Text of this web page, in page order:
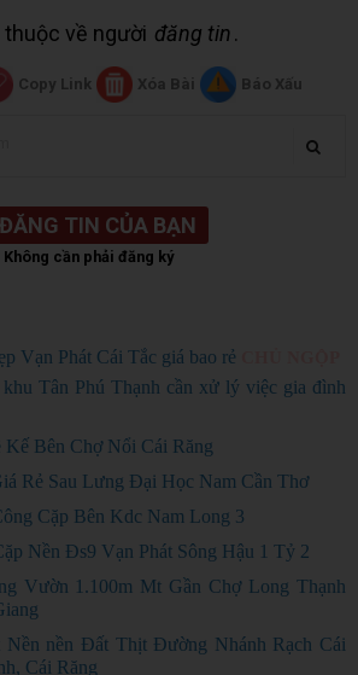
thuộc về người đăng tin.
Copy Link Xóa Bài Báo Xấu
ĐĂNG TIN CỦA BẠN
Không cần phải đăng ký
Vạn Phát Cái Tắc giá bao rẻ
Tân Phú Thạnh cần xử lý việc gia đình
Bên Chợ Nổi Cái Răng
Rẻ Sau Lưng Đại Học Nam Cần Thơ
Cặp Bên Kdc Nam Long 3
Nền Đs9 Vạn Phát Sông Hậu 1 Tỷ 2
Vườn 1.100m Mt Gần Chợ Long Thạnh
nền Đất Thịt Đường Nhánh Rạch Cái
Cái Răng